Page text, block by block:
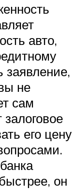
авто,
заявление,
не
сам
залоговое
его цену
он